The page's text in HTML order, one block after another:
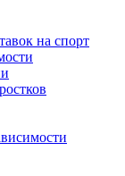
на спорт